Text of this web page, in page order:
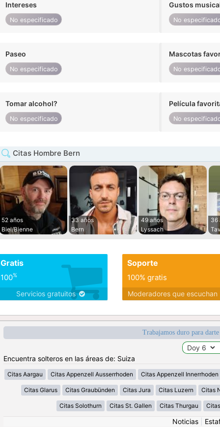
Intereses
No especificado
Gustos
No
Paseo
No especificado
Mascotas
No
Tomar alcohol?
No especificado
Película
No
Citas Hombre Bern
52 años
Biel/Bienne
33 años
Bern
49 años
Lyssach
36
Gratis
100%
Servicios gratuitos
Soporte
100% gratis
Moderadores que escuchan
Trabajamos duro para
Encuentra solteros en las áreas de: Suiza
Citas Aargau Citas Appenzell Ausserrhoden Citas Appenzell Innerrhoden
Citas Glarus Citas Graubünden Citas Jura Citas Luzern Citas
Citas Solothurn Citas St. Gallen Citas Thurgau
Noticias